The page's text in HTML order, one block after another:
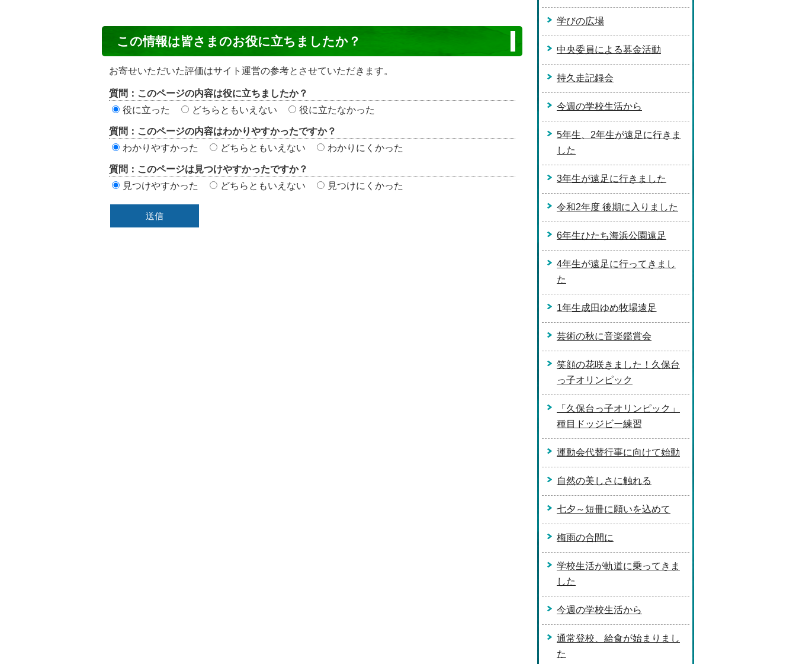
ン
テ
ン
ツ
価
リ
ア
この情報は皆さまのお役に立ちましたか？
お寄せいただいた評価はサイト運営の参考とさせていただきます。
質問：このページの内容は役に立ちましたか？
役に立った
どちらともいえない 役に立たなかった
質問：このページの内容はわかりやすかったですか？
わかりやすかった
どちらともいえない わかりにくかった
質問：このページは見つけやすかったですか？
見つけやすかった
どちらともいえない 見つけにくかった
学びの広場
中央委員による募金活動
持久走記録会
今週の学校生活から
5年生、2年生が遠足に行きま
した
3年生が遠足に行きました
令和2年度 後期に入りました
6年生ひたち海浜公園遠足
4年生が遠足に行ってきまし
た
1年生成田ゆめ牧場遠足
芸術の秋に音楽鑑賞会
笑顔の花咲きました！久保台
っ子オリンピック
「久保台っ子オリンピック」
種目ドッジビー練習
運動会代替行事に向けて始動
自然の美しさに触れる
七夕～短冊に願いを込めて
梅雨の合間に
学校生活が軌道に乗ってきま
した
今週の学校生活から
通常登校、給食が始まりまし
た